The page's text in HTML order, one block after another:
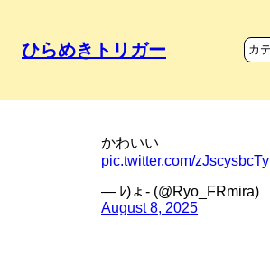
ひらめきトリガー
かわいい
pic.twitter.com/zJscysbcTy
— ﾚ)ょ- (@Ryo_FRmira)
August 8, 2025